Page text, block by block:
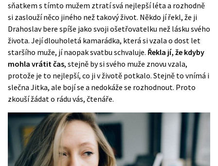
sňatkem s tímto mužem ztratí svá nejlepší léta a rozhodně
si zaslouží něco jiného než takový život. Někdo jí řekl, že ji
Drahoslav bere spíše jako svoji ošetřovatelku než lásku svého
života. Její dlouholetá kamarádka, která si vzala o dost let
staršího muže, jí naopak svatbu schvaluje. Řekla jí, že kdyby
mohla vrátit čas, stejně by si svého muže znovu vzala,
protože je to nejlepší, co ji v životě potkalo. Stejně to vnímá i
slečna Jitka, ale bojí se a nedokáže se rozhodnout. Proto
zkouší žádat o rádu vás, čtenáře.